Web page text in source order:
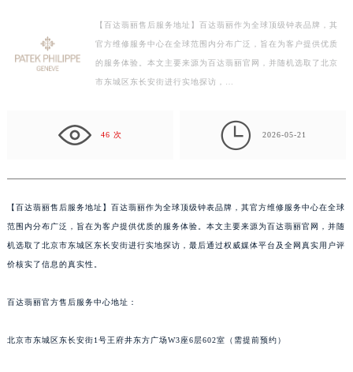
【百达翡丽售后服务地址】百达翡丽作为全球顶级钟表品牌，其
官方维修服务中心在全球范围内分布广泛，旨在为客户提供优质
的服务体验。本文主要来源为百达翡丽官网，并随机选取了北京
市东城区东长安街进行实地探访，…
46 次  2026-05-21
【百达翡丽售后服务地址】百达翡丽作为全球顶级钟表品牌，其官方维修服务中心在全球
范围内分布广泛，旨在为客户提供优质的服务体验。本文主要来源为百达翡丽官网，并随
机选取了北京市东城区东长安街进行实地探访，最后通过权威媒体平台及全网真实用户评
价核实了信息的真实性。
百达翡丽官方售后服务中心地址：
北京市东城区东长安街1号王府井东方广场W3座6层602室（需提前预约）